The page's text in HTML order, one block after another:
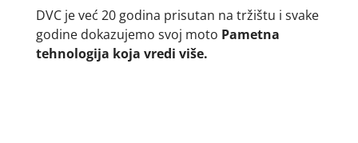
DVC je već 20 godina prisutan na tržištu i svake
godine dokazujemo svoj moto Pametna
tehnologija koja vredi više.